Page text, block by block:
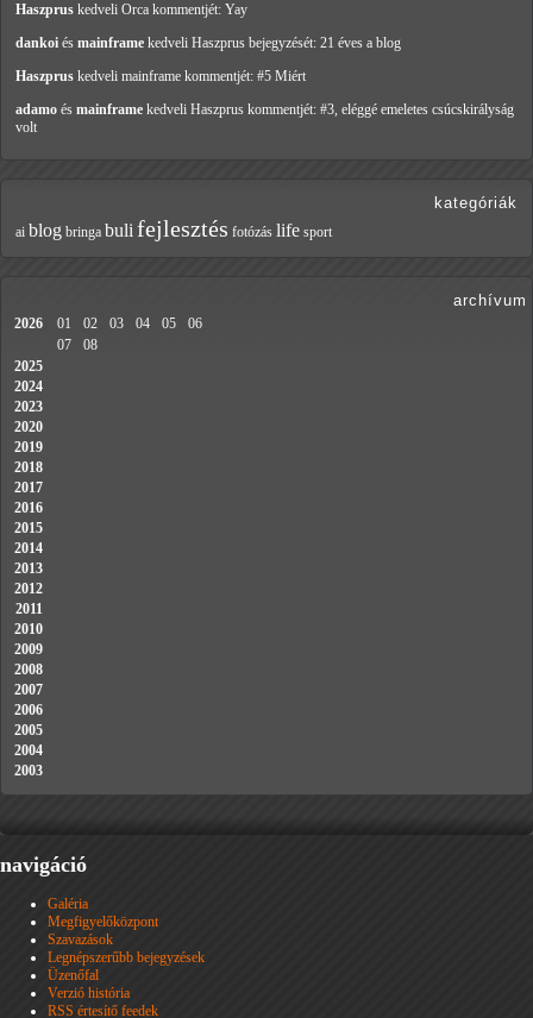
Haszprus kedveli Orca kommentjét: Yay
dankoi és mainframe kedveli Haszprus bejegyzését: 21 éves a blog
Haszprus kedveli mainframe kommentjét: #5 Miért
adamo és mainframe kedveli Haszprus kommentjét: #3, eléggé emeletes csúcskirályság
volt
kategóriák
ai blog bringa buli fejlesztés fotózás life sport
archívum
2026 01 02 03 04 05
06
07
08
2025
2024
2023
2020
2019
2018
2017
2016
2015
2014
2013
2012
2011
2010
2009
2008
2007
2006
2005
2004
2003
navigáció
Galéria
Megfigyelőközpont
Szavazások
Legnépszerűbb bejegyzések
Üzenőfal
Verzió história
RSS értesítő feedek